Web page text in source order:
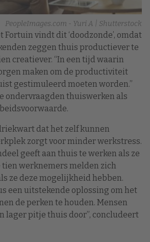
PeopleImages.com - Yuri A | Shutterstock
Fortuin vindt dit ‘doodzonde’, omdat
zeggen thuis productiever te
creatiever. “In een tijd waarin
maken om de productiviteit
gestimuleerd moeten worden.”
ondervraagden thuiswerken als
dat het zelf kunnen
zorgt voor minder werkstress.
geeft aan thuis te werken als ze
tien werknemers melden zich
ze deze mogelijkheid hebben.
een uitstekende oplossing om het
de perken te houden. Mensen
lager pitje thuis door”, concludeert